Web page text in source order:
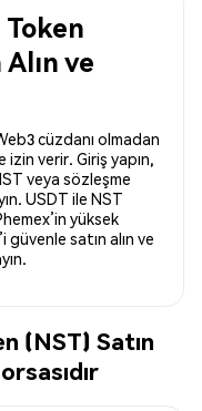
Token
ve
cüzdanı olmadan
verir. Giriş yapın,
veya sözleşme
USDT ile NST
yüksek
güvenle satın alın ve
(NST) Satın